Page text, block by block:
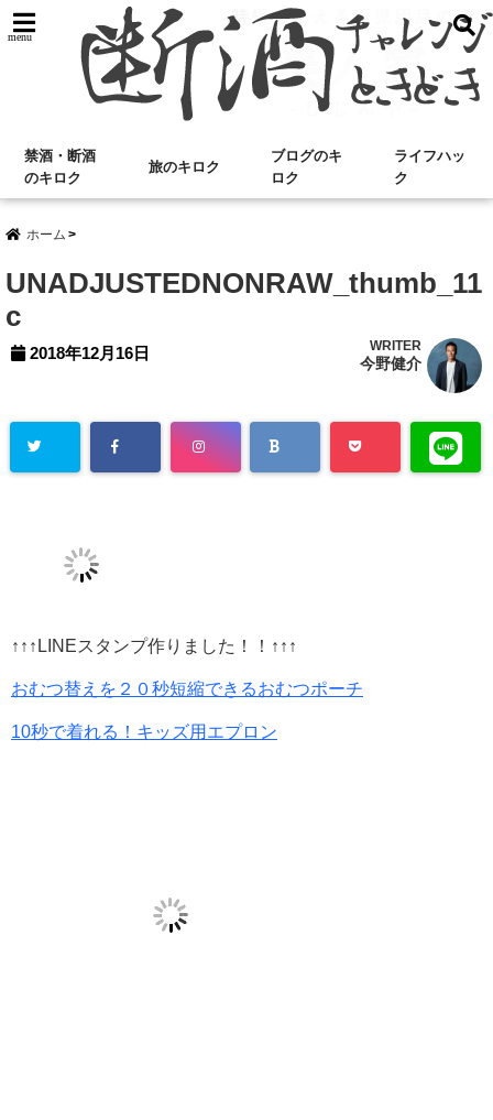
menu
禁酒・断酒
のキロク
旅のキロク
ブログのキ
ロク
ライフハッ
ク
ホーム
UNADJUSTEDNONRAW_thumb_11
c
2018年12月16日 WRITER
今野健介
↑↑↑LINEスタンプ作りました！！↑↑↑
おむつ替えを２０秒短縮できるおむつポーチ
10秒で着れる！キッズ用エプロン